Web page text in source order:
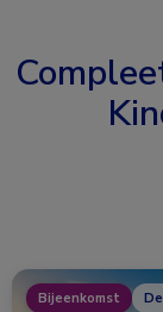
Bijeenkomst